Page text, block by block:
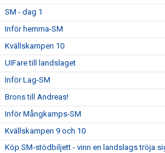
SM - dag 1
Inför hemma-SM
Kvällskampen 10
UIFare till landslaget
Inför Lag-SM
Brons till Andreas!
Inför Mångkamps-SM
Kvällskampen 9 och 10
Köp SM-stödbiljett - vinn en landslags tröja